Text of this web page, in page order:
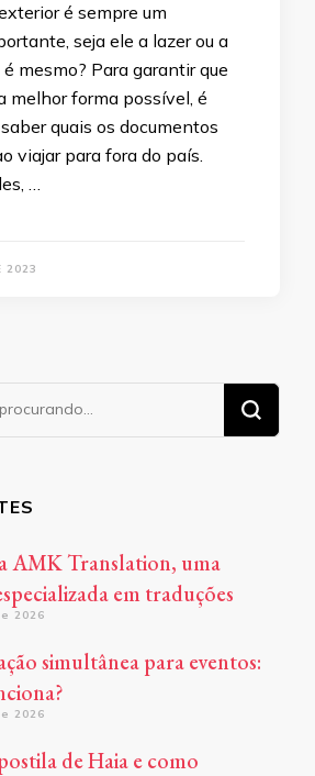
é sempre um
seja ele a lazer ou a
mesmo? Para garantir que
melhor forma possível, é
quais os documentos
viajar para fora do país.
…
2023
AMK Translation, uma
em traduções
2026
simultânea para eventos:
2026
de Haia e como